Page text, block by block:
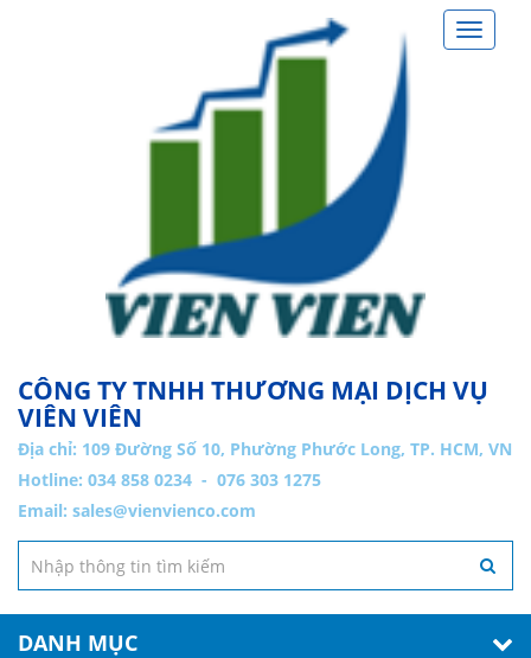
Toggle
CÔNG TY TNHH THƯƠNG MẠI DỊCH VỤ
VIÊN VIÊN
Địa chỉ: 109 Đường Số 10, Phường Phước Long, TP. HCM, VN
Hotline: 034 858 0234 - 076 303 1275
Email: sales@vienvienco.com
DANH MỤC